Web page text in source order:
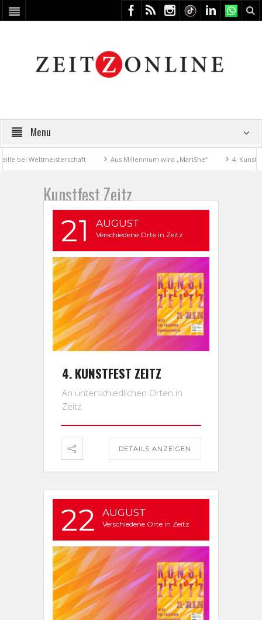
Menu
Aus Millennium wird „MariShe“ 4. Kunstfest
Kunstfest Zeitz
21 AUGUST
Verschiedene Orte in Zeitz
4. KUNSTFEST ZEITZ
An unterschiedlichen Orten in
Zeitz
DETAILS ANZEIGEN
22 AUGUST
Verschiedene Orte in Zeitz